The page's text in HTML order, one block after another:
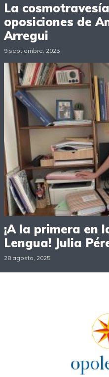
La
oposiciones de
Arregui
9 septiembre, 2025
¡A la primera en
Lengua! Julia
28 agosto, 2025